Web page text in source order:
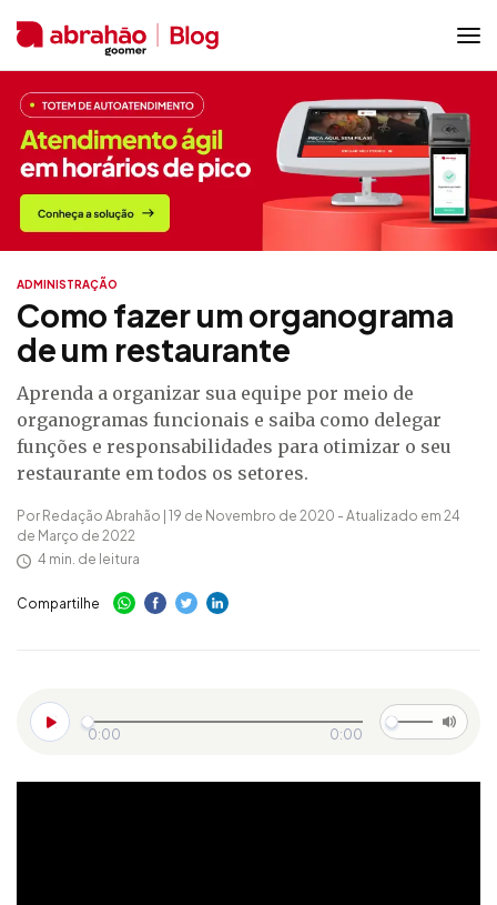
ADMINISTRAÇÃO
Como fazer um organograma
de um restaurante
Aprenda a organizar sua equipe por meio de
organogramas funcionais e saiba como delegar
funções e responsabilidades para otimizar o seu
restaurante em todos os setores.
Por Redação Abrahão | 19 de Novembro de 2020 - Atualizado em 24
de Março de 2022
4 min. de leitura
Compartilhe
0:00 0:00